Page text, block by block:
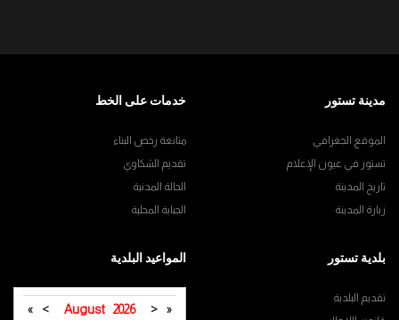
مدينة تستور
الموقع الجغرافي
تستور في عيون الإعلام
تاريخ المدينة
زيارة المدينة
خدمات على الخط
متابعة رخص البناء
تقديم الشكاوي
الحالة المدنية
الجباية المحلية
بلدية تستور
تقديم البلدية
المواعيد البلدية
«
<
August 2026
>
»